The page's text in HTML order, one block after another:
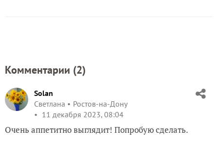
Комментарии (2)
Solan
Светлана
Ростов-на-Дону
11 декабря 2023, 08:04
Очень аппетитно выглядит! Попробую сделать.